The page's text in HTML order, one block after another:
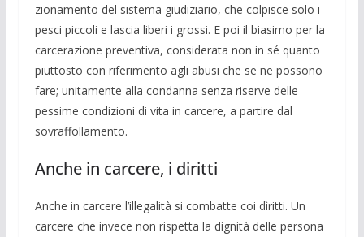
zionamento del sistema giudiziario, che colpisce solo i
pesci piccoli e lascia liberi i grossi. E poi il biasimo per la
carcera­zione preventiva, considerata non in sé quanto
piuttosto con riferimento agli abusi che se ne possono
fare; unitamente alla condanna senza riserve delle
pessi­me condizioni di vita in carcere, a partire dal
sovraffollamento.
Anche in carcere, i diritti
Anche in carcere l’illegalità si com­batte coi dìritti. Un
carcere che invece non rispetta la dignità delle persona